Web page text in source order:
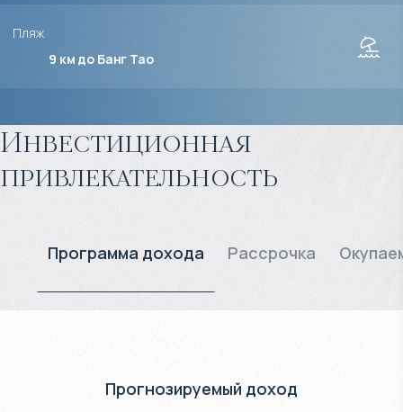
Пляж
9 км до Банг Тао
Инвестиционная
привлекательность
Программа дохода Рассрочка
Прогнозируемый доход